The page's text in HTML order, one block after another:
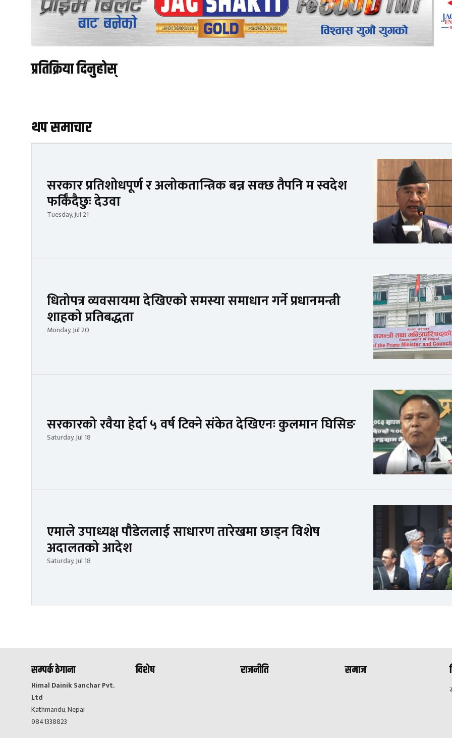
प्रतिक्रिया दिनुहोस्
थप समाचार
सरकार प्रतिशोधपूर्ण र अलोकतान्त्रिक बन्न सक्छ तैपनि म स्वदेश
फर्किँदैछुः देउवा
Tuesday, Jul 21
धितोपत्र व्यवसायमा देखिएको समस्या समाधान गर्ने प्रधानमन्त्री
शाहको प्रतिबद्धता
Monday, Jul 20
सरकारको रवैया हेर्दा ५ वर्ष टिक्ने संकेत देखिएनः कुलमान घिसिङ
Saturday, Jul 18
एमाले उपाध्यक्ष पौडेललाई साधारण तारेखमा छाड्न विशेष
अदालतको आदेश
Saturday, Jul 18
सम्पर्क ठेगाना
Himal Dainik Sanchar Pvt.
Ltd
Kathmandu, Nepal
9841338823
विशेष राजनीति समाज